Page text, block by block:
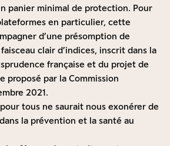
panier minimal de protection. Pour
en particulier, cette
d’une présomption de
clair d’indices, inscrit dans la
française et du projet de
proposé par la Commission
2021.
tous ne saurait nous exonérer de
la prévention et la santé au